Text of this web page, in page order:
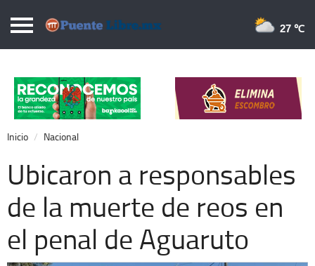
Puentelibre.mx
Local
Nacional
Opinión
Cronos
Economía
Espectáculos
Deportes
27 ℃
Inicio Nacional
Ubicaron a responsables
de la muerte de reos en
el penal de Aguaruto